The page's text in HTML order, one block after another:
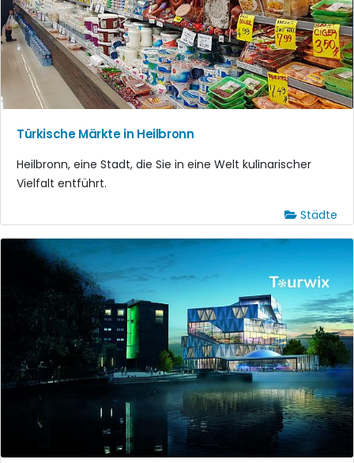
Türkische Märkte in Heilbronn
Heilbronn, eine Stadt, die Sie in eine Welt kulinarischer
Vielfalt entführt.
Städte